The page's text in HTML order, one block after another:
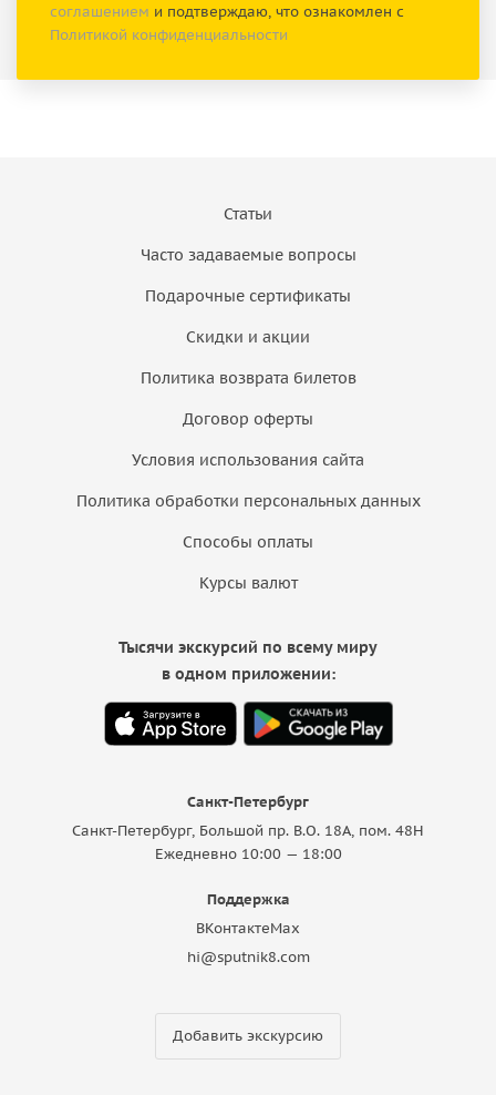
соглашением и подтверждаю, что ознакомлен с
Политикой конфиденциальности
Статьи
Часто задаваемые вопросы
Подарочные сертификаты
Скидки и акции
Политика возврата билетов
Договор оферты
Условия использования сайта
Политика обработки персональных данных
Способы оплаты
Курсы валют
Санкт-Петербург
Санкт-Петербург, Большой пр. В.О. 18A, пом. 48Н
Ежедневно 10:00 — 18:00
Поддержка
ВКонтактеMax
hi@sputnik8.com
Добавить экскурсию
Тысячи экскурсий по всему миру
в одном приложении: